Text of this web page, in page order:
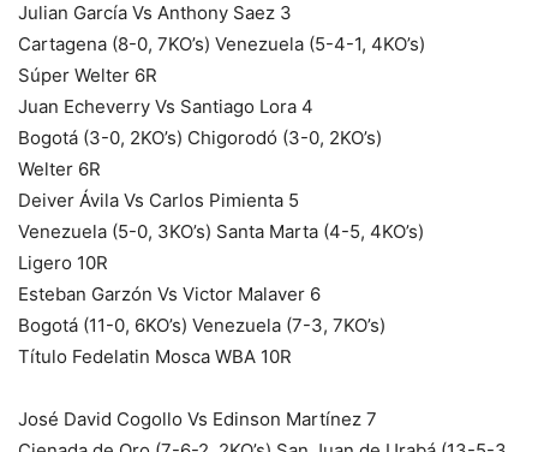
Julian García Vs Anthony Saez 3
Cartagena (8-0, 7KO’s) Venezuela (5-4-1, 4KO’s)
Súper Welter 6R
Juan Echeverry Vs Santiago Lora 4
Bogotá (3-0, 2KO’s) Chigorodó (3-0, 2KO’s)
Welter 6R
Deiver Ávila Vs Carlos Pimienta 5
Venezuela (5-0, 3KO’s) Santa Marta (4-5, 4KO’s)
Ligero 10R
Esteban Garzón Vs Victor Malaver 6
Bogotá (11-0, 6KO’s) Venezuela (7-3, 7KO’s)
Título Fedelatin Mosca WBA 10R
José David Cogollo Vs Edinson Martínez 7